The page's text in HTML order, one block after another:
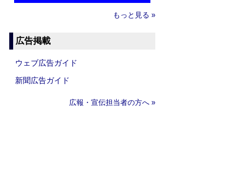
もっと見る »
広告掲載
ウェブ広告ガイド
新聞広告ガイド
広報・宣伝担当者の方へ »